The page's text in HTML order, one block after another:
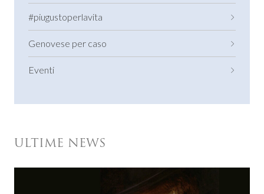
#piugustoperlavita
Genovese per caso
Eventi
ULTIME NEWS